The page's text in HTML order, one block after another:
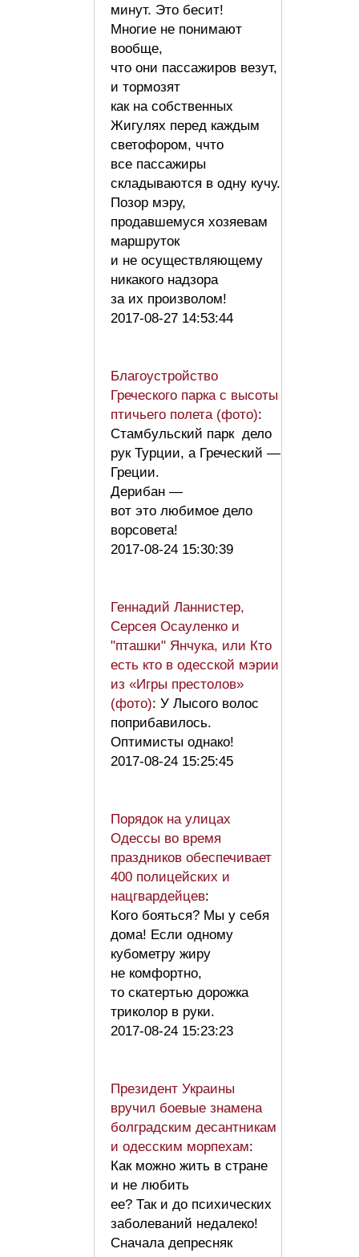
минут. Это бесит!
Многие не понимают
вообще,
что они пассажиров везут,
и тормозят
как на собственных
Жигулях перед каждым
светофором, ччто
все пассажиры
складываются в одну кучу.
Позор мэру,
продавшемуся хозяевам
маршруток
и не осуществляющему
никакого надзора
за их произволом!
2017-08-27 14:53:44
Благоустройство
Греческого парка с высоты
птичьего полета (фото):
Стамбульский парк дело
рук Турции, а Греческий —
Греции.
Дерибан —
вот это любимое дело
ворсовета!
2017-08-24 15:30:39
Геннадий Ланнистер,
Серсея Осауленко и
"пташки" Янчука, или Кто
есть кто в одесской мэрии
из «Игры престолов»
(фото): У Лысого волос
поприбавилось.
Оптимисты однако!
2017-08-24 15:25:45
Порядок на улицах
Одессы во время
праздников обеспечивает
400 полицейских и
нацгвардейцев:
Кого бояться? Мы у себя
дома! Если одному
кубометру жиру
не комфортно,
то скатертью дорожка
триколор в руки.
2017-08-24 15:23:23
Президент Украины
вручил боевые знамена
болградским десантникам
и одесским морпехам:
Как можно жить в стране
и не любить
ее? Так и до психических
заболеваний недалеко!
Сначала депресняк